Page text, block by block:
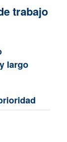
trabajo
largo